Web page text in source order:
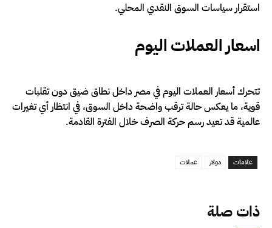
ذات صلة
استقرار سياسات السوق النقدي المحلي.
اسعار العملات اليوم
تتحرك أسعار العملات اليوم في مصر داخل نطاق ضيق دون تقلبات
قوية، ما يعكس حالة ترقب واضحة داخل السوق، في انتظار أي تغيرات
عالمية قد تعيد رسم حركة الصرف خلال الفترة القادمة.
علامات دولار عملات